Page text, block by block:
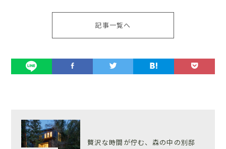
記事一覧へ
贅沢な時間が佇む、森の中の別邸